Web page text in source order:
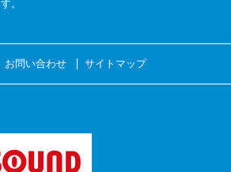
す。
お問い合わせ サイトマップ